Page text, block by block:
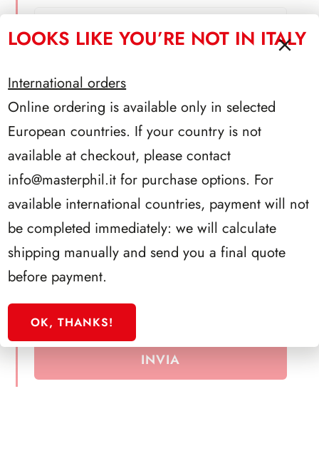
Messaggio*
Ai sensi e per gli effetti degli articoli 13 e 6 del
Regolamento UE 2016/679
per il trattamento dei dati personali
INVIA
LOOKS LIKE YOU’RE NOT IN ITALY
International orders
Online ordering is available only in selected
European countries. If your country is not
available at checkout, please contact
info@masterphil.it for purchase options. For
available international countries, payment will not
be completed immediately: we will calculate
shipping manually and send you a final quote
before payment.
OK, THANKS!